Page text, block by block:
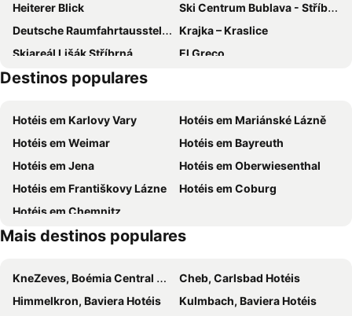
Heiterer Blick
Ski Centrum Bublava - Stříbrná
Deutsche Raumfahrtausstellung
Krajka – Kraslice
Skiareál Lišák Stříbrná
El Greco
Karlovy Vary Dolní nádraží
Deutsch-Deutsches Museum Mödlareuth
Erzgebirgsstadion
Skiareál Klínovec
Aš
Hot Spring Colonnade
Destinos populares
Hotéis em Karlovy Vary
Hotéis em Mariánské Lázně
Hotéis em Weimar
Hotéis em Bayreuth
Hotéis em Jena
Hotéis em Oberwiesenthal
Hotéis em Františkovy Lázne
Hotéis em Coburg
Hotéis em Chemnitz
Mais destinos populares
KneZeves, Boémia Central Hotéis
Cheb, Carlsbad Hotéis
Himmelkron, Baviera Hotéis
Kulmbach, Baviera Hotéis